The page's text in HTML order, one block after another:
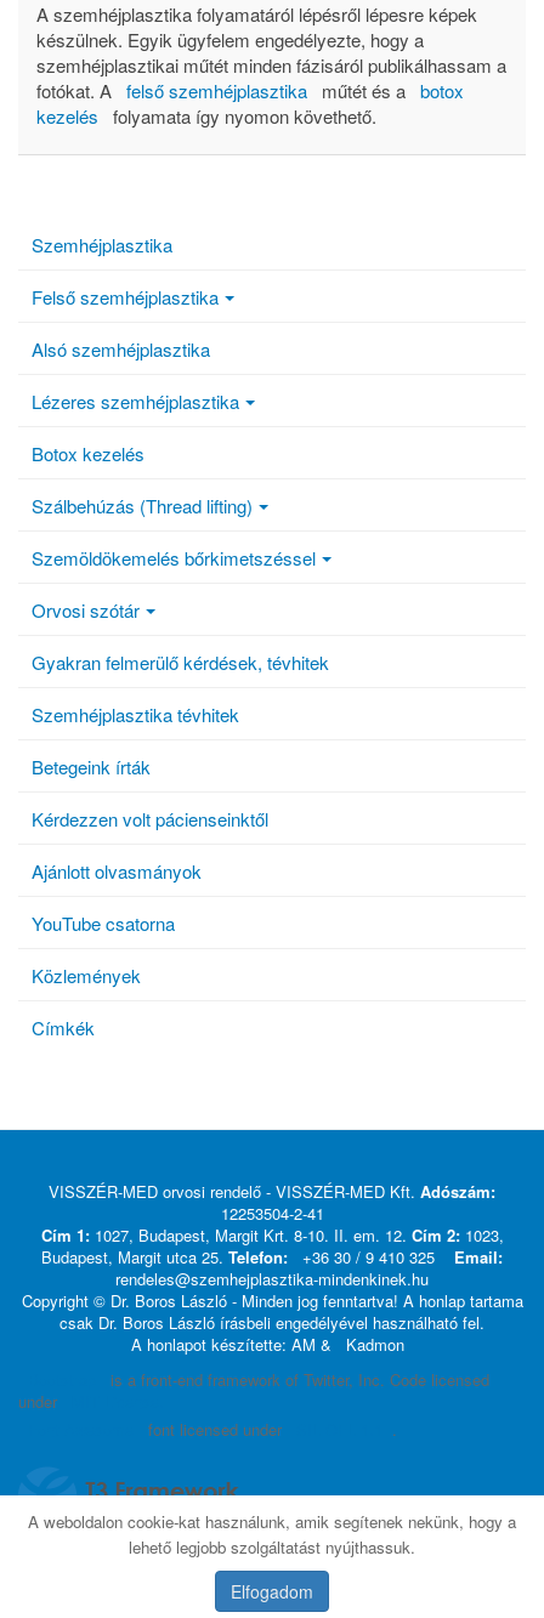
A szemhéjplasztika folyamatáról lépésről lépesre képek
készülnek. Egyik ügyfelem engedélyezte, hogy a
szemhéjplasztikai műtét minden fázisáról publikálhassam a
fotókat. A felső szemhéjplasztika műtét és a botox
kezelés
folyamata így nyomon követhető.
Szemhéjplasztika
Felső szemhéjplasztika
Alsó szemhéjplasztika
Lézeres szemhéjplasztika
Botox kezelés
Szálbehúzás (Thread lifting)
Szemöldökemelés bőrkimetszéssel
Orvosi szótár
Gyakran felmerülő kérdések, tévhitek
Szemhéjplasztika tévhitek
Betegeink írták
Kérdezzen volt pácienseinktől
Ajánlott olvasmányok
YouTube csatorna
Közlemények
Címkék
VISSZÉR-MED orvosi rendelő - VISSZÉR-MED Kft. Adószám:
12253504-2-41
Cím 1:1027, Budapest, Margit Krt. 8-10. II. em. 12. Cím 2:1023,
Budapest, Margit utca 25. Telefon: +36 30 / 9 410 325
Email:
rendeles@szemhejplasztika-mindenkinek.hu
Copyright © Dr. Boros László - Minden jog fenntartva! A honlap tartama
csak Dr. Boros László írásbeli engedélyével használható fel.
A honlapot készítette: AM &
Kadmon
is a front-end framework of Twitter, Inc. Code licensed
under
font licensed under .
A weboldalon cookie-kat használunk, amik segítenek nekünk, hogy a
lehető legjobb szolgáltatást nyújthassuk.
Elfogadom